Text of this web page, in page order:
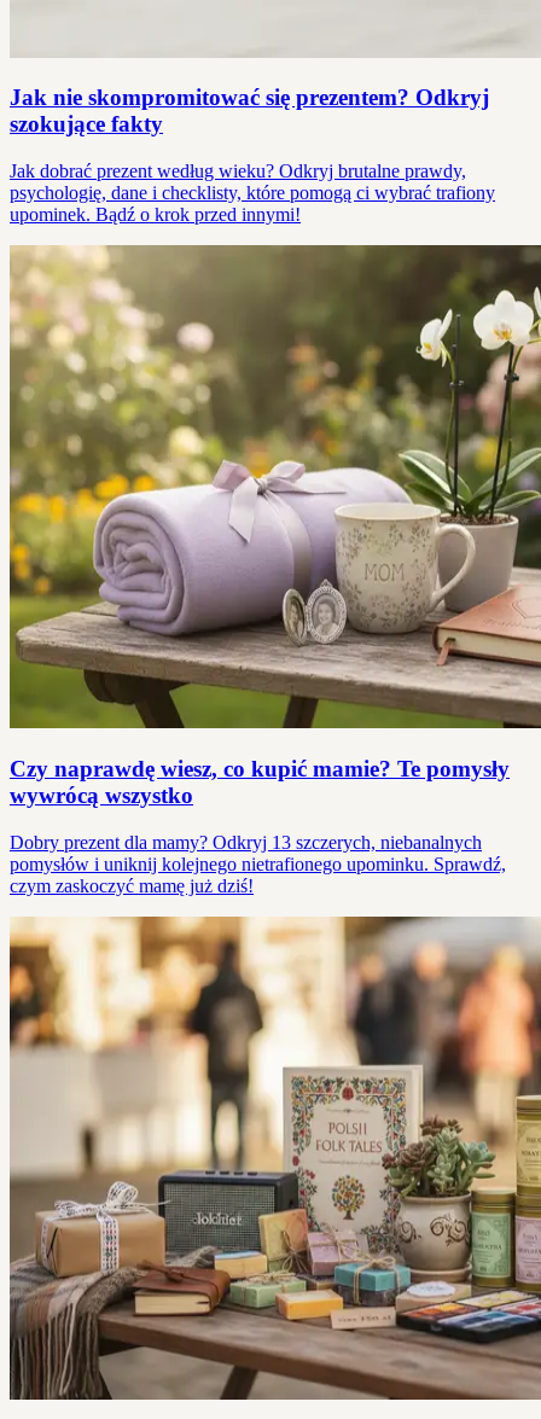
Jak nie skompromitować się prezentem? Odkryj
szokujące fakty
Jak dobrać prezent według wieku? Odkryj brutalne prawdy,
psychologię, dane i checklisty, które pomogą ci wybrać trafiony
upominek. Bądź o krok przed innymi!
Czy naprawdę wiesz, co kupić mamie? Te pomysły
wywrócą wszystko
Dobry prezent dla mamy? Odkryj 13 szczerych, niebanalnych
pomysłów i uniknij kolejnego nietrafionego upominku. Sprawdź,
czym zaskoczyć mamę już dziś!